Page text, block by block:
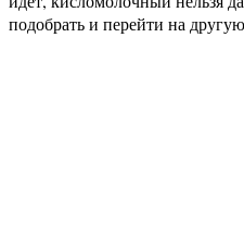
подобрать и перейти на